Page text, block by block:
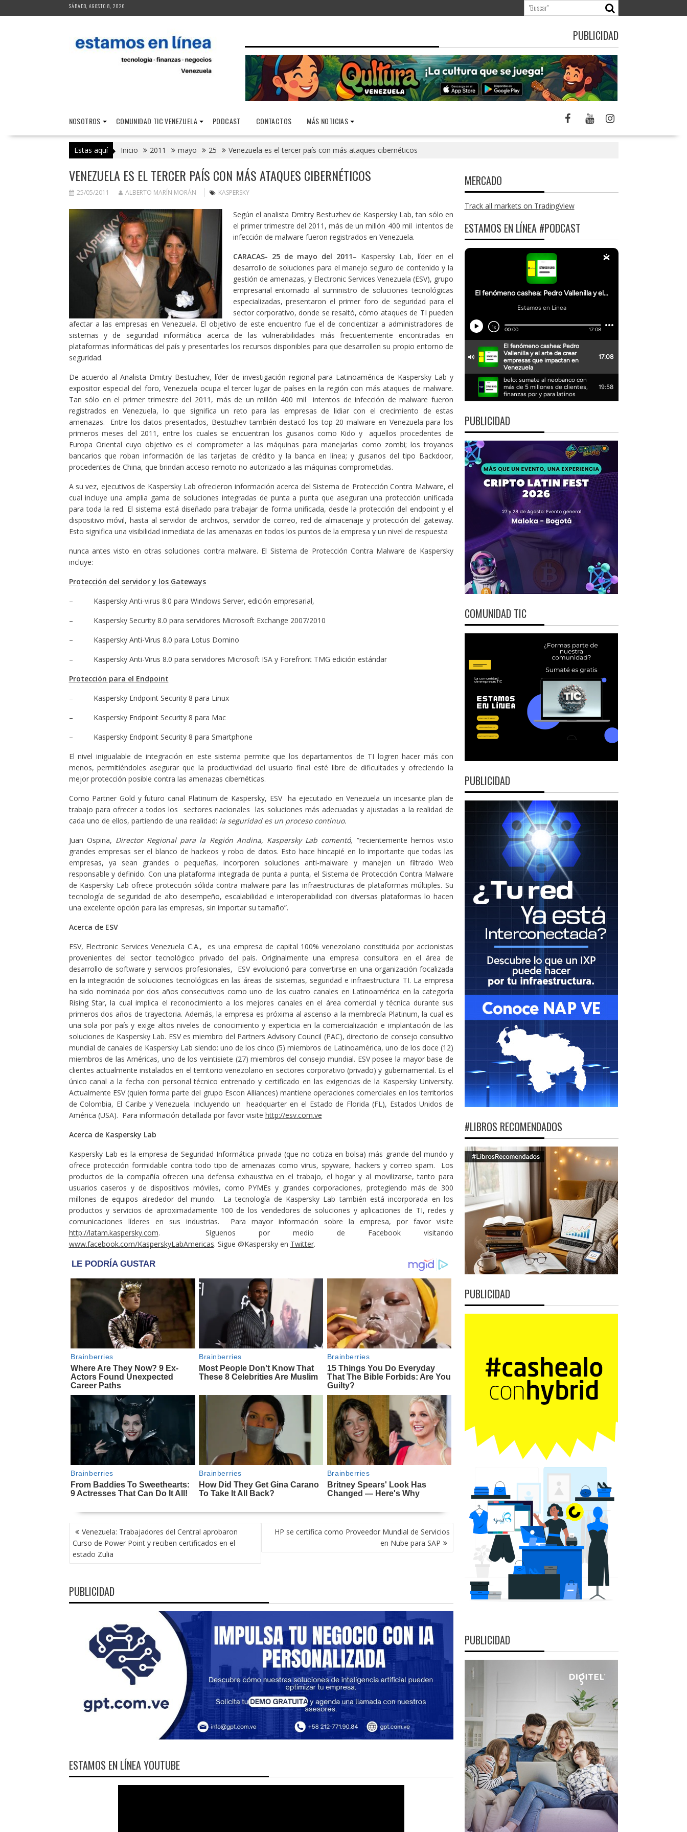
al
SÁBADO, AGOSTO 8, 2026
PUBLICIDAD
NOSOTROS COMUNIDAD TIC VENEZUELA PODCAST CONTACTOS MÁS NOTICIAS
Estas aquí Inicio 2011 mayo 25 Venezuela es el tercer país con más ataques cibernéticos
VENEZUELA ES EL TERCER PAÍS CON MÁS ATAQUES CIBERNÉTICOS
25/05/2011 ALBERTO MARÍN MORÁN KASPERSKY
Según el analista Dmitry Bestuzhev de Kaspersky Lab, tan sólo en
el primer trimestre del 2011, más de un millón 400 mil intentos de
infección de malware fueron registrados en Venezuela.
CARACAS- 25 de mayo del 2011– Kaspersky Lab, líder en el
desarrollo de soluciones para el manejo seguro de contenido y la
gestión de amenazas, y Electronic Services Venezuela (ESV), grupo
empresarial entornado al suministro de soluciones tecnológicas
especializadas, presentaron el primer foro de seguridad para el
sector corporativo, donde se resaltó, cómo ataques de TI pueden
afectar a las empresas en Venezuela. El objetivo de este encuentro fue el de concientizar a administradores de
sistemas y de seguridad informática acerca de las vulnerabilidades más frecuentemente encontradas en
plataformas informáticas del país y presentarles los recursos disponibles para que desarrollen su propio entorno de
seguridad.
De acuerdo al Analista Dmitry Bestuzhev, líder de investigación regional para Latinoamérica de Kaspersky Lab y
expositor especial del foro, Venezuela ocupa el tercer lugar de países en la región con más ataques de malware.
Tan sólo en el primer trimestre del 2011, más de un millón 400 mil intentos de infección de malware fueron
registrados en Venezuela, lo que significa un reto para las empresas de lidiar con el crecimiento de estas
amenazas. Entre los datos presentados, Bestuzhev también destacó los top 20 malware en Venezuela para los
primeros meses del 2011, entre los cuales se encuentran los gusanos como Kido y aquellos procedentes de
Europa Oriental cuyo objetivo es el comprometer a las máquinas para manejarlas como zombi; los troyanos
bancarios que roban información de las tarjetas de crédito y la banca en línea; y gusanos del tipo Backdoor,
procedentes de China, que brindan acceso remoto no autorizado a las máquinas comprometidas.
A su vez, ejecutivos de Kaspersky Lab ofrecieron información acerca del Sistema de Protección Contra Malware, el
cual incluye una amplia gama de soluciones integradas de punta a punta que aseguran una protección unificada
para toda la red. El sistema está diseñado para trabajar de forma unificada, desde la protección del endpoint y el
dispositivo móvil, hasta al servidor de archivos, servidor de correo, red de almacenaje y protección del gateway.
Esto significa una visibilidad inmediata de las amenazas en todos los puntos de la empresa y un nivel de respuesta
nunca antes visto en otras soluciones contra malware. El Sistema de Protección Contra Malware de Kaspersky
incluye:
Protección del servidor y los Gateways
– Kaspersky Anti-virus 8.0 para Windows Server, edición empresarial,
– Kaspersky Security 8.0 para servidores Microsoft Exchange 2007/2010
– Kaspersky Anti-Virus 8.0 para Lotus Domino
– Kaspersky Anti-Virus 8.0 para servidores Microsoft ISA y Forefront TMG edición estándar
Protección para el Endpoint
– Kaspersky Endpoint Security 8 para Linux
– Kaspersky Endpoint Security 8 para Mac
– Kaspersky Endpoint Security 8 para Smartphone
El nivel inigualable de integración en este sistema permite que los departamentos de TI logren hacer más con
menos, permitiéndoles asegurar que la productividad del usuario final esté libre de dificultades y ofreciendo la
mejor protección posible contra las amenazas cibernéticas.
Como Partner Gold y futuro canal Platinum de Kaspersky, ESV ha ejecutado en Venezuela un incesante plan de
trabajo para ofrecer a todos los sectores nacionales las soluciones más adecuadas y ajustadas a la realidad de
cada uno de ellos, partiendo de una realidad: la seguridad es un proceso continuo.
Juan Ospina, Director Regional para la Región Andina, Kaspersky Lab comentó, “recientemente hemos visto
grandes empresas ser el blanco de hackeos y robo de datos. Esto hace hincapié en lo importante que todas las
empresas, ya sean grandes o pequeñas, incorporen soluciones anti-malware y manejen un filtrado Web
responsable y definido. Con una plataforma integrada de punta a punta, el Sistema de Protección Contra Malware
de Kaspersky Lab ofrece protección sólida contra malware para las infraestructuras de plataformas múltiples. Su
tecnología de seguridad de alto desempeño, escalabilidad e interoperabilidad con diversas plataformas lo hacen
una excelente opción para las empresas, sin importar su tamaño”.
Acerca de ESV
ESV, Electronic Services Venezuela C.A., es una empresa de capital 100% venezolano constituida por accionistas
provenientes del sector tecnológico privado del país. Originalmente una empresa consultora en el área de
desarrollo de software y servicios profesionales, ESV evolucionó para convertirse en una organización focalizada
en la integración de soluciones tecnológicas en las áreas de sistemas, seguridad e infraestructura TI. La empresa
ha sido nominada por dos años consecutivos como uno de los cuatro canales en Latinoamérica en la categoría
Rising Star, la cual implica el reconocimiento a los mejores canales en el área comercial y técnica durante sus
primeros dos años de trayectoria. Además, la empresa es próxima al ascenso a la membrecía Platinum, la cual es
una sola por país y exige altos niveles de conocimiento y experticia en la comercialización e implantación de las
soluciones de Kaspersky Lab. ESV es miembro del Partners Advisory Council (PAC), directorio de consejo consultivo
mundial de canales de Kaspersky Lab siendo: uno de los cinco (5) miembros de Latinoamérica, uno de los doce (12)
miembros de las Américas, uno de los veintisiete (27) miembros del consejo mundial. ESV posee la mayor base de
clientes actualmente instalados en el territorio venezolano en sectores corporativo (privado) y gubernamental. Es el
único canal a la fecha con personal técnico entrenado y certificado en las exigencias de la Kaspersky University.
Actualmente ESV (quien forma parte del grupo Escon Alliances) mantiene operaciones comerciales en los territorios
de Colombia, El Caribe y Venezuela. Incluyendo un headquarter en el Estado de Florida (FL), Estados Unidos de
América (USA). Para información detallada por favor visite http://esv.com.ve
Acerca de Kaspersky Lab
Kaspersky Lab es la empresa de Seguridad Informática privada (que no cotiza en bolsa) más grande del mundo y
ofrece protección formidable contra todo tipo de amenazas como virus, spyware, hackers y correo spam. Los
productos de la compañía ofrecen una defensa exhaustiva en el trabajo, el hogar y al movilizarse, tanto para
usuarios caseros y de dispositivos móviles, como PYMEs y grandes corporaciones, protegiendo más de 300
millones de equipos alrededor del mundo. La tecnología de Kaspersky Lab también está incorporada en los
productos y servicios de aproximadamente 100 de los vendedores de soluciones y aplicaciones de TI, redes y
comunicaciones líderes en sus industrias. Para mayor información sobre la empresa, por favor visite
http://latam.kaspersky.com. Síguenos por medio de Facebook visitando
www.facebook.com/KasperskyLabAmericas. Sigue @Kaspersky en Twitter.
NAVEGACIÓN
DE
ENTRADAS
Venezuela: Trabajadores del Central aprobaron
Curso de Power Point y reciben certificados en el
estado Zulia
HP se certifica como Proveedor Mundial de Servicios
en Nube para SAP
PUBLICIDAD
ESTAMOS EN LÍNEA YOUTUBE
MERCADO
Track all markets on TradingView
ESTAMOS EN LÍNEA #PODCAST
PUBLICIDAD
COMUNIDAD TIC
PUBLICIDAD
#LIBROS RECOMENDADOS
PUBLICIDAD
PUBLICIDAD